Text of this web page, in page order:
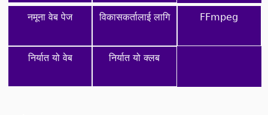
नमूना वेब पेज विकासकर्तालाई लागि FFmpeg
निर्यात यो वेब निर्यात यो क्लब